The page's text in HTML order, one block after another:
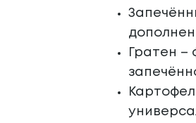
Гратен